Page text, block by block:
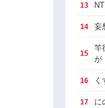
13
14 妄
15
竿
が
16 く
17 に